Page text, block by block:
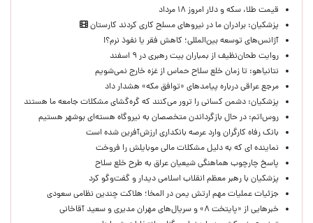
قیمت طلا، سکه و دلار امروز ۱۸ مرداد
پزشکیان: برادران ما در نیروهای مسلح کاری کردند کارستان
آژانس‌های توسعه بین‌المللی؛ کاهش فقر یا نفوذ نرم؟!
روایت طحان‌نظیف از بمباران بیت رهبری در ۹ اسفند
نتانیاهو: تا زمان خلع سلاح حماس از غزه خارج نمی‌شویم
مرجع عراقی درباره پیامدهای «توافق مکه» هشدار داد
پزشکیان: دشمن کسانی را ترور می‌کنند که گره‌گشای مشکلات جامعه ما هستند
روس‌اتم: در حال بازگرداندن متخصصان به نیروگاه هسته‌ای بوشهر هستیم
بانک رفاه کارگران وارد عرصه بانکداری ارزش‌آفرین شده است
نماینده ای که به دلیل مشکلات مالی موبایلش را فروخت
پاسخ چارچوب هماهنگی شیعیان عراق به طرح خلع سلاح
پزشکیان با رهبر معظم انقلاب اسلامی دیدار و گفت‌وگو کرد
جزئیات عملیات مهم ارتش یمن در المخا؛ هلاکت چندین نظامی سعودی
خبرهایی از «پایتخت ۸» و سریال‌های مهران مدیری و سعید آقاخانی